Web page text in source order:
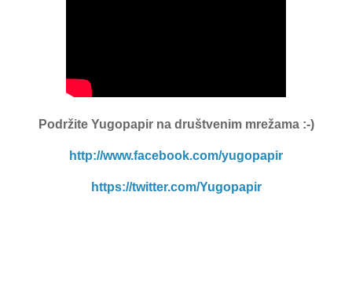
Podržite Yugopapirna društvenim mrežama :-)
http://www.facebook.com/yugopapir
https://twitter.com/Yugopapir